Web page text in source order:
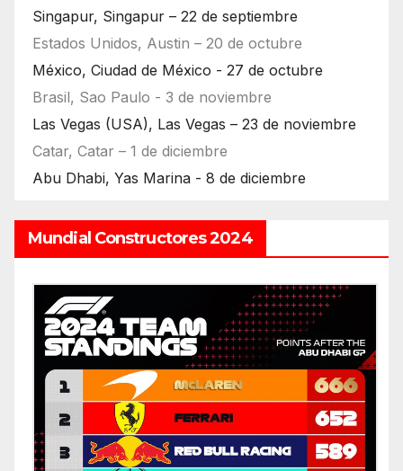
Singapur, Singapur – 22 de septiembre
Estados Unidos, Austin – 20 de octubre
México, Ciudad de México - 27 de octubre
Brasil, Sao Paulo - 3 de noviembre
Las Vegas (USA), Las Vegas – 23 de noviembre
Catar, Catar – 1 de diciembre
Abu Dhabi, Yas Marina - 8 de diciembre
Mundial Constructores 2024